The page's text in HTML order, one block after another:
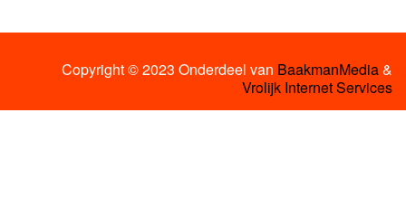
Copyright © 2023 Onderdeel van BaakmanMedia&
Vrolijk Internet Services